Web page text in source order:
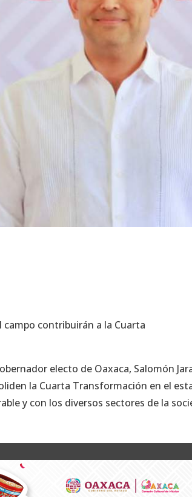
campo contribuirán a la Cuarta
electo de Oaxaca, Salomón
la Cuarta Transformación en el
y con los diversos sectores de la